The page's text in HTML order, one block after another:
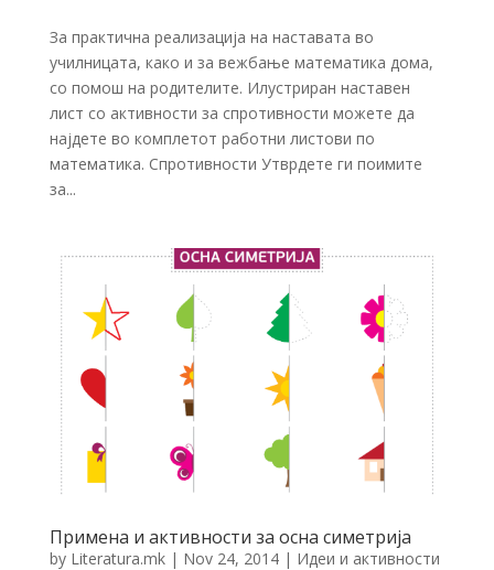
За практична реализација на наставата во
училницата, како и за вежбање математика дома,
со помош на родителите. Илустриран наставен
лист со активности за спротивности можете да
најдете во комплетот работни листови по
математика. Спротивности Утврдете ги поимите
за...
Примена и активности за осна симетрија
by Literatura.mk| Nov 24, 2014| Идеи и активности